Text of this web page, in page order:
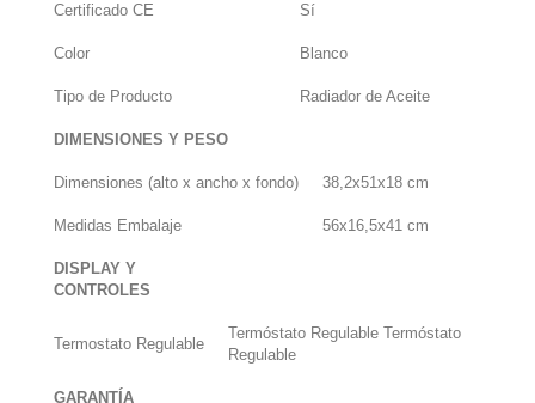
Certificado CE Sí
Color Blanco
Tipo de Producto Radiador de Aceite
DIMENSIONES Y PESO
Dimensiones (alto x ancho x fondo) 38,2x51x18 cm
Medidas Embalaje 56x16,5x41 cm
DISPLAY Y
CONTROLES
Termostato Regulable
Termóstato Regulable Termóstato
Regulable
GARANTÍA